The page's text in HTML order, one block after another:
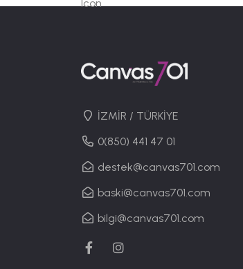
İZMİR / TÜRKİYE
0(850) 441 47 01
destek@canvas701.com
baski@canvas701.com
bilgi@canvas701.com